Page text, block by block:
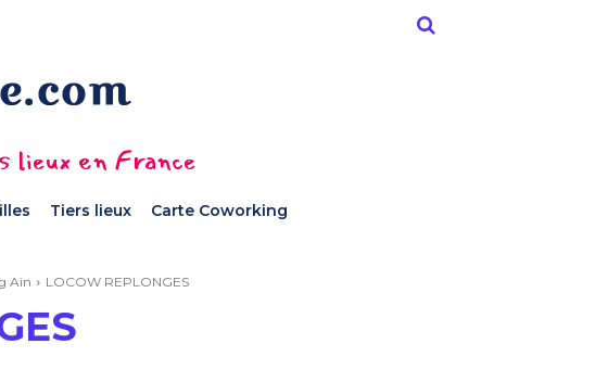
lieux en France
Tiers lieux Carte Coworking
Ain LOCOW REPLONGES